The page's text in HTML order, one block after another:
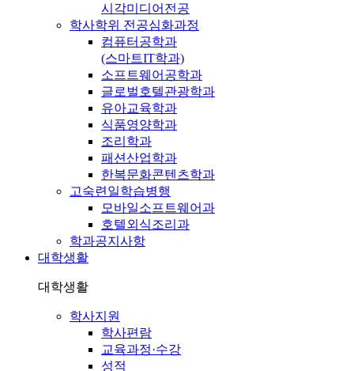
시각미디어전공
학사학위 전공심화과정
컴퓨터공학과
(스마트IT학과)
소프트웨어공학과
글로벌호텔관광학과
유아교육학과
식품영양학과
조리학과
패션산업학과
한복문화콘텐츠학과
고숙련일학습병행
모바일소프트웨어과
호텔외식조리과
학과공지사항
대학생활
대학생활
학사지원
학사편람
교육과정·수강
성적